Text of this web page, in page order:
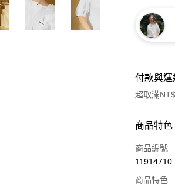
付款與
超取滿
付款方式
信用卡一
商品特色
商品編號
11914710
商品特色